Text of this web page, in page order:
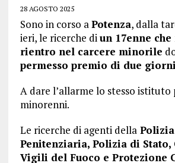
28 AGOSTO 2025
Sono in corso aPotenza, dalla
ieri, le ricerche diun 17enne
rientro nel carcere minorile
permesso premio di due
A dare l’allarme lo stesso istituto
minorenni.
Le ricerche di agenti dellaPolizia
Penitenziaria, Polizia di Stato,
Vigili del Fuoco e Protezione